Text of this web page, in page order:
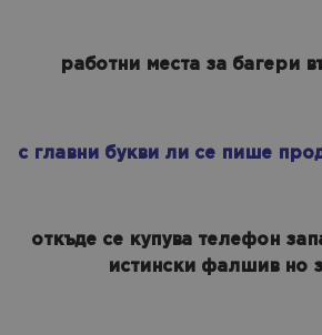
работни места за багери
с главни букви ли се пише
откъде се купува телефон
истински фалшив но